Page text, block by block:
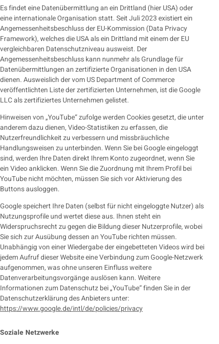
Es findet eine Datenübermittlung an ein Drittland (hier USA) oder
eine internationale Organisation statt. Seit Juli 2023 existiert ein
Angemessenheitsbeschluss der EU-Kommission (Data Privacy
Framework), welches die USA als ein Drittland mit einem der EU
vergleichbaren Datenschutzniveau ausweist. Der
Angemessenheitsbeschluss kann nunmehr als Grundlage für
Datenübermittlungen an zertifizierte Organisationen in den USA
dienen. Ausweislich der vom US Department of Commerce
veröffentlichten Liste der zertifizierten Unternehmen, ist die Google
LLC als zertifiziertes Unternehmen gelistet.
Hinweisen von „YouTube“ zufolge werden Cookies gesetzt, die unter
anderem dazu dienen, Video-Statistiken zu erfassen, die
Nutzerfreundlichkeit zu verbessern und missbräuchliche
Handlungsweisen zu unterbinden. Wenn Sie bei Google eingeloggt
sind, werden Ihre Daten direkt Ihrem Konto zugeordnet, wenn Sie
ein Video anklicken. Wenn Sie die Zuordnung mit Ihrem Profil bei
YouTube nicht möchten, müssen Sie sich vor Aktivierung des
Buttons ausloggen.
Google speichert Ihre Daten (selbst für nicht eingeloggte Nutzer) als
Nutzungsprofile und wertet diese aus. Ihnen steht ein
Widerspruchsrecht zu gegen die Bildung dieser Nutzerprofile, wobei
Sie sich zur Ausübung dessen an YouTube richten müssen.
Unabhängig von einer Wiedergabe der eingebetteten Videos wird bei
jedem Aufruf dieser Website eine Verbindung zum Google-Netzwerk
aufgenommen, was ohne unseren Einfluss weitere
Datenverarbeitungsvorgänge auslösen kann. Weitere
Informationen zum Datenschutz bei „YouTube“ finden Sie in der
Datenschutzerklärung des Anbieters unter:
https://www.google.de/intl/de/policies/privacy
Soziale Netzwerke